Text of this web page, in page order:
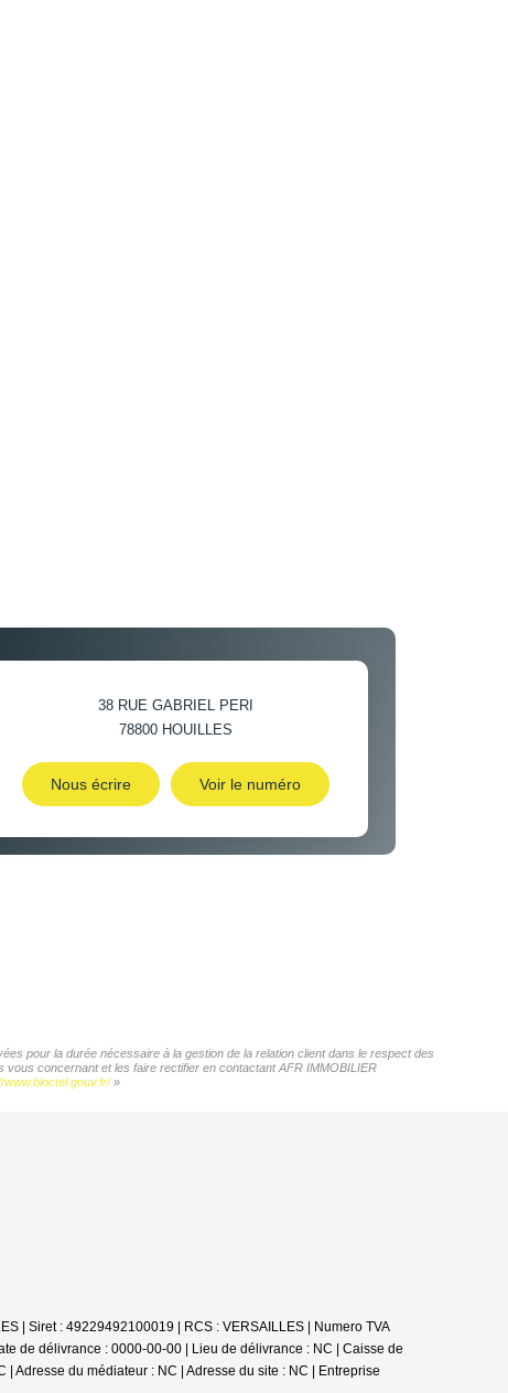
38 RUE GABRIEL PERI
78800 HOUILLES
Nous écrire Voir le numéro
pour la durée nécessaire à la gestion de la relation client dans le respect des
concernant et les faire rectifier en contactant AFR IMMOBILIER
www.bloctel.gouv.fr/»
| Siret : 49229492100019 | RCS : VERSAILLES | Numero TVA
de délivrance : 0000-00-00 | Lieu de délivrance : NC | Caisse de
Adresse du médiateur : NC | Adresse du site : NC |
Entreprise